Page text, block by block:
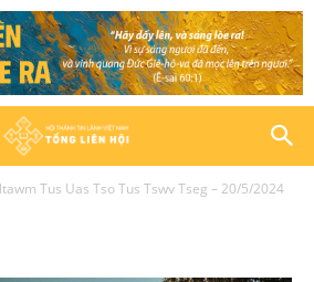
Tus Uas Tso Tus Tswv Tseg – 20/5/2024